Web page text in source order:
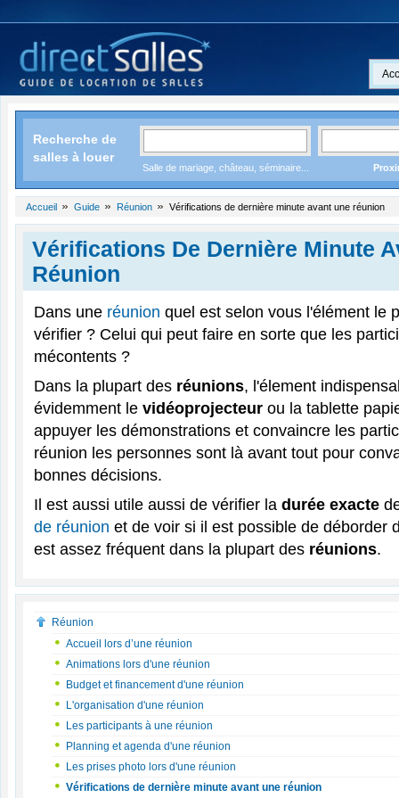
Recherche de
salles à louer
Salle de mariage, château, séminaire...
Accueil Guide Réunion Vérifications de dernière minute avant une réunion
Vérifications De Dernière Minute
Réunion
Dans une réunion quel est selon vous l'élément le
vérifier ? Celui qui peut faire en sorte que les
mécontents ?
Dans la plupart des réunions, l'élement
évidemment le vidéoprojecteur ou la tablette
appuyer les démonstrations et convaincre les
réunion les personnes sont là avant tout pour
bonnes décisions.
Il est aussi utile aussi de vérifier la durée exacte
de réunion et de voir si il est possible de déborder
est assez fréquent dans la plupart des réunions.
Réunion
Accueil lors d’une réunion
Animations lors d'une réunion
Budget et financement d'une réunion
L'organisation d'une réunion
Les participants à une réunion
Planning et agenda d'une réunion
Les prises photo lors d'une réunion
Vérifications de dernière minute avant une réunion